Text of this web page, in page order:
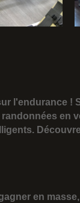
l'endurance !
en
en